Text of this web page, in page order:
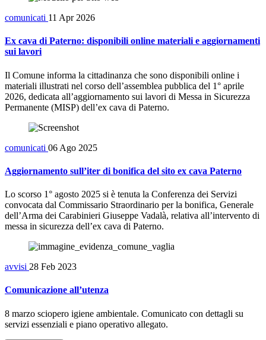
comunicati 11 Apr 2026
Ex cava di Paterno: disponibili online materiali e aggiornamenti
sui lavori
Il Comune informa la cittadinanza che sono disponibili online i
materiali illustrati nel corso dell’assemblea pubblica del 1° aprile
2026, dedicata all’aggiornamento sui lavori di Messa in Sicurezza
Permanente (MISP) dell’ex cava di Paterno.
comunicati 06 Ago 2025
Aggiornamento sull’iter di bonifica del sito ex cava Paterno
Lo scorso 1° agosto 2025 si è tenuta la Conferenza dei Servizi
convocata dal Commissario Straordinario per la bonifica, Generale
dell’Arma dei Carabinieri Giuseppe Vadalà, relativa all’intervento di
messa in sicurezza dell’ex cava di Paterno.
avvisi 28 Feb 2023
Comunicazione all’utenza
8 marzo sciopero igiene ambientale. Comunicato con dettagli su
servizi essenziali e piano operativo allegato.